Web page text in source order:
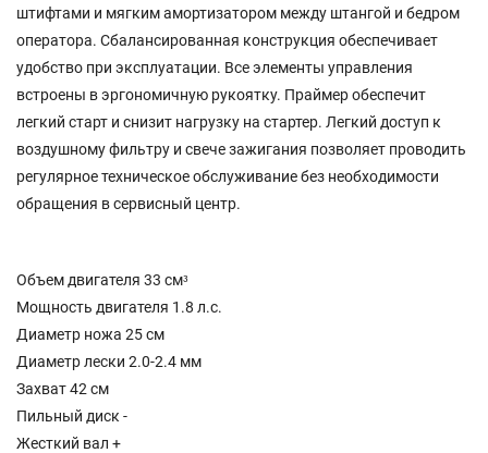
штифтами и мягким амортизатором между штангой и бедром
оператора. Сбалансированная конструкция обеспечивает
удобство при эксплуатации. Все элементы управления
встроены в эргономичную рукоятку. Праймер обеспечит
легкий старт и снизит нагрузку на стартер. Легкий доступ к
воздушному фильтру и свече зажигания позволяет проводить
регулярное техническое обслуживание без необходимости
обращения в сервисный центр.
Объем двигателя 33 смᵌ
Мощность двигателя 1.8 л.с.
Диаметр ножа 25 см
Диаметр лески 2.0-2.4 мм
Захват 42 см
Пильный диск -
Жесткий вал +